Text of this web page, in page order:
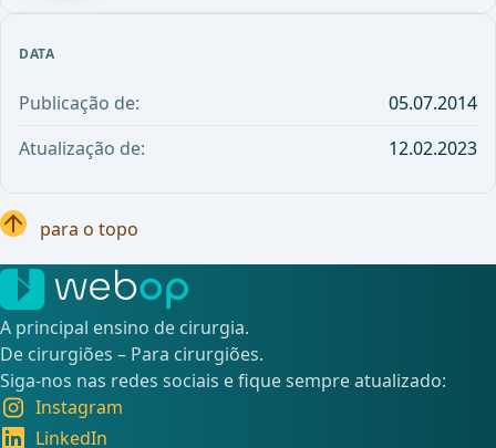
DATA
Publicação de:
05.07.2014
Atualização de:
12.02.2023
para o topo
A principal ensino de cirurgia.
De cirurgiões – Para cirurgiões.
Siga-nos nas redes sociais e fique sempre atualizado:
Instagram
LinkedIn